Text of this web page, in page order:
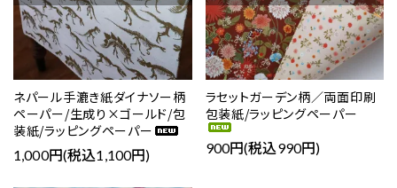
ネパール手漉き紙ダイナソー柄
ペーパー/生成り×ゴールド/包
装紙/ラッピングペーパー
1,000円(税込1,100円)
ラセットガーデン柄／両面印刷
包装紙/ラッピングペーパー
900円(税込990円)